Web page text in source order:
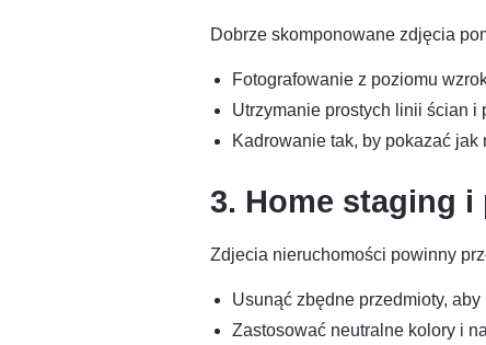
Dobrze skomponowane zdjęcia
Fotografowanie z poziomu
Utrzymanie prostych linii ścian i
Kadrowanie tak, by pokazać
3. Home staging
Zdjecia nieruchomości powinny
Usunąć zbędne przedmioty,
Zastosować neutralne kolory i